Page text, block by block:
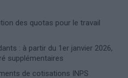
des quotas pour le travail
: à partir du 1er janvier 2026,
supplémentaires
de cotisations INPS